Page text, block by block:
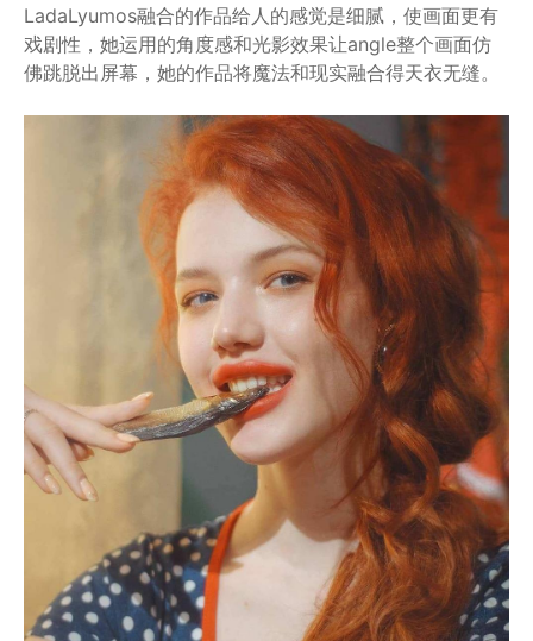
LadaLyumos融合的作品给人的感觉是细腻，使画面更有
戏剧性，她运用的角度感和光影效果让angle整个画面仿
佛跳脱出屏幕，她的作品将魔法和现实融合得天衣无缝。